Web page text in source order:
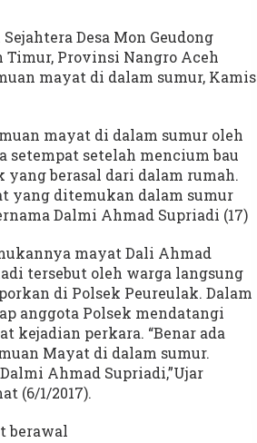
Desa Mon Geudong
Timur, Provinsi Nangro Aceh
mayat di dalam sumur, Kamis
mayat di dalam sumur oleh
setempat setelah mencium bau
yang berasal dari dalam rumah.
yang ditemukan dalam sumur
Dalmi Ahmad Supriadi (17)
mayat Dali Ahmad
tersebut oleh warga langsung
di Polsek Peureulak. Dalam
anggota Polsek mendatangi
kejadian perkara. “Benar ada
Mayat di dalam sumur.
Ahmad Supriadi,”Ujar
(6/1/2017).
berawal